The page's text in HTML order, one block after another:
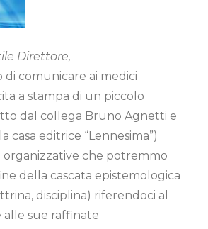
Direttore,
comunicare ai medici
a stampa di un piccolo
dal collega Bruno Agnetti e
casa editrice “Lennesima”)
che potremmo
della cascata epistemologica
disciplina) riferendoci al
alle sue raffinate